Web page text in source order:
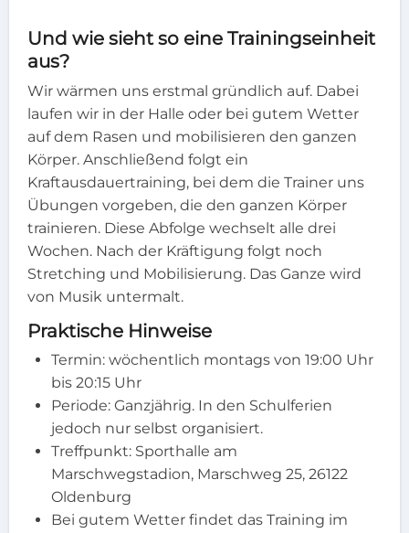
Und wie sieht so eine Trainingseinheit
aus?
Wir wärmen uns erstmal gründlich auf. Dabei
laufen wir in der Halle oder bei gutem Wetter
auf dem Rasen und mobilisieren den ganzen
Körper. Anschließend folgt ein
Kraftausdauertraining, bei dem die Trainer uns
Übungen vorgeben, die den ganzen Körper
trainieren. Diese Abfolge wechselt alle drei
Wochen. Nach der Kräftigung folgt noch
Stretching und Mobilisierung. Das Ganze wird
von Musik untermalt.
Praktische Hinweise
Termin: wöchentlich montags von 19:00 Uhr
bis 20:15 Uhr
Periode: Ganzjährig. In den Schulferien
jedoch nur selbst organisiert.
Treffpunkt: Sporthalle am
Marschwegstadion, Marschweg 25, 26122
Oldenburg
Bei gutem Wetter findet das Training im